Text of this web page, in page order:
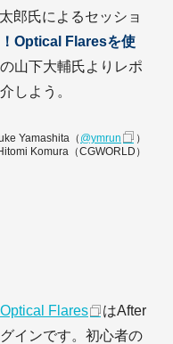
郎氏によるセッショ
！Optical Flaresを使
山下大輔氏よりレポ
しよう。
Yamashita（ @ymrun
）
Komura（CGWORLD）
Optical Flares
はAfter
インです。初心者の